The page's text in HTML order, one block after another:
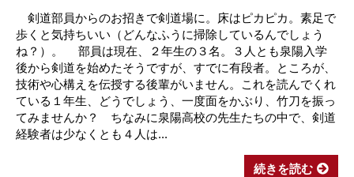
剣道部員からのお招きで剣道場に。床はピカピカ。素足で
歩くと気持ちいい（どんなふうに掃除しているんでしょう
ね？）。 部員は現在、２年生の３名。３人とも泉陽入学
後から剣道を始めたそうですが、すでに有段者。ところが、
技術や心構えを伝授する後輩がいません。これを読んでくれ
ている１年生、どうでしょう、一度面をかぶり、竹刀を振っ
てみませんか？ ちなみに泉陽高校の先生たちの中で、剣道
経験者は少なくとも４人は...
続きを読む